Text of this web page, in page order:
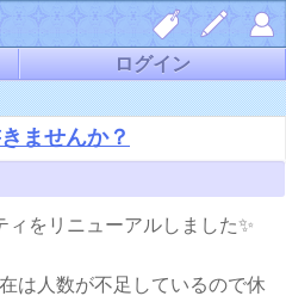
しお
り一
覧
説を
書く
ペー
ジ
ログイン
ませんか？
をリニューアルしました✨
は人数が不足しているので休